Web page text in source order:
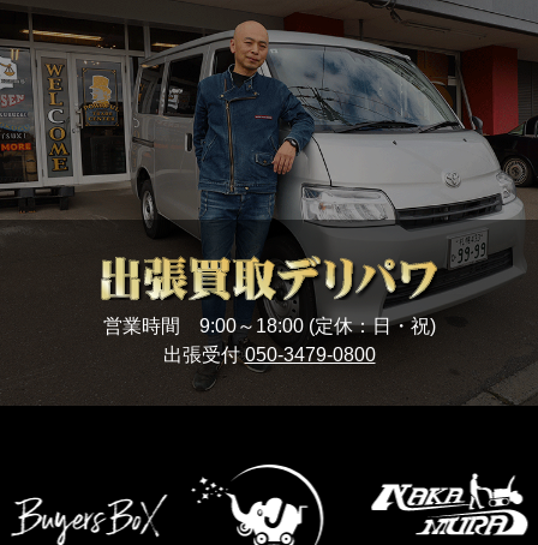
営業時間 9:00～18:00 (定休：日・祝)
出張受付050-3479-0800